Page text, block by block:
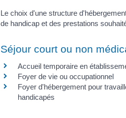
Le choix d'une structure
de handicap et des prestations
Séjour court ou non
Accueil temporaire en
Foyer de vie ou occupationnel
Foyer d'hébergement pour
handicapés